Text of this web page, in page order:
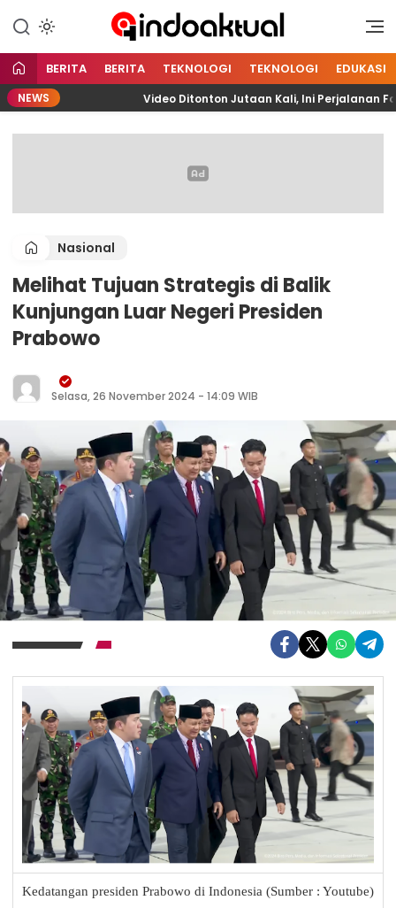
Indoaktual
Indonesia Aktual
BERITA BERITA TEKNOLOGI TEKNOLOGI EDUKASI
NEWS Video Ditonton Jutaan Kali, Ini Perjalanan Fariz
Nasional
Melihat Tujuan Strategis di Balik
Kunjungan Luar Negeri Presiden
Prabowo
Selasa, 26 November 2024 - 14:09 WIB
Kedatangan presiden Prabowo di Indonesia (Sumber : Youtube)